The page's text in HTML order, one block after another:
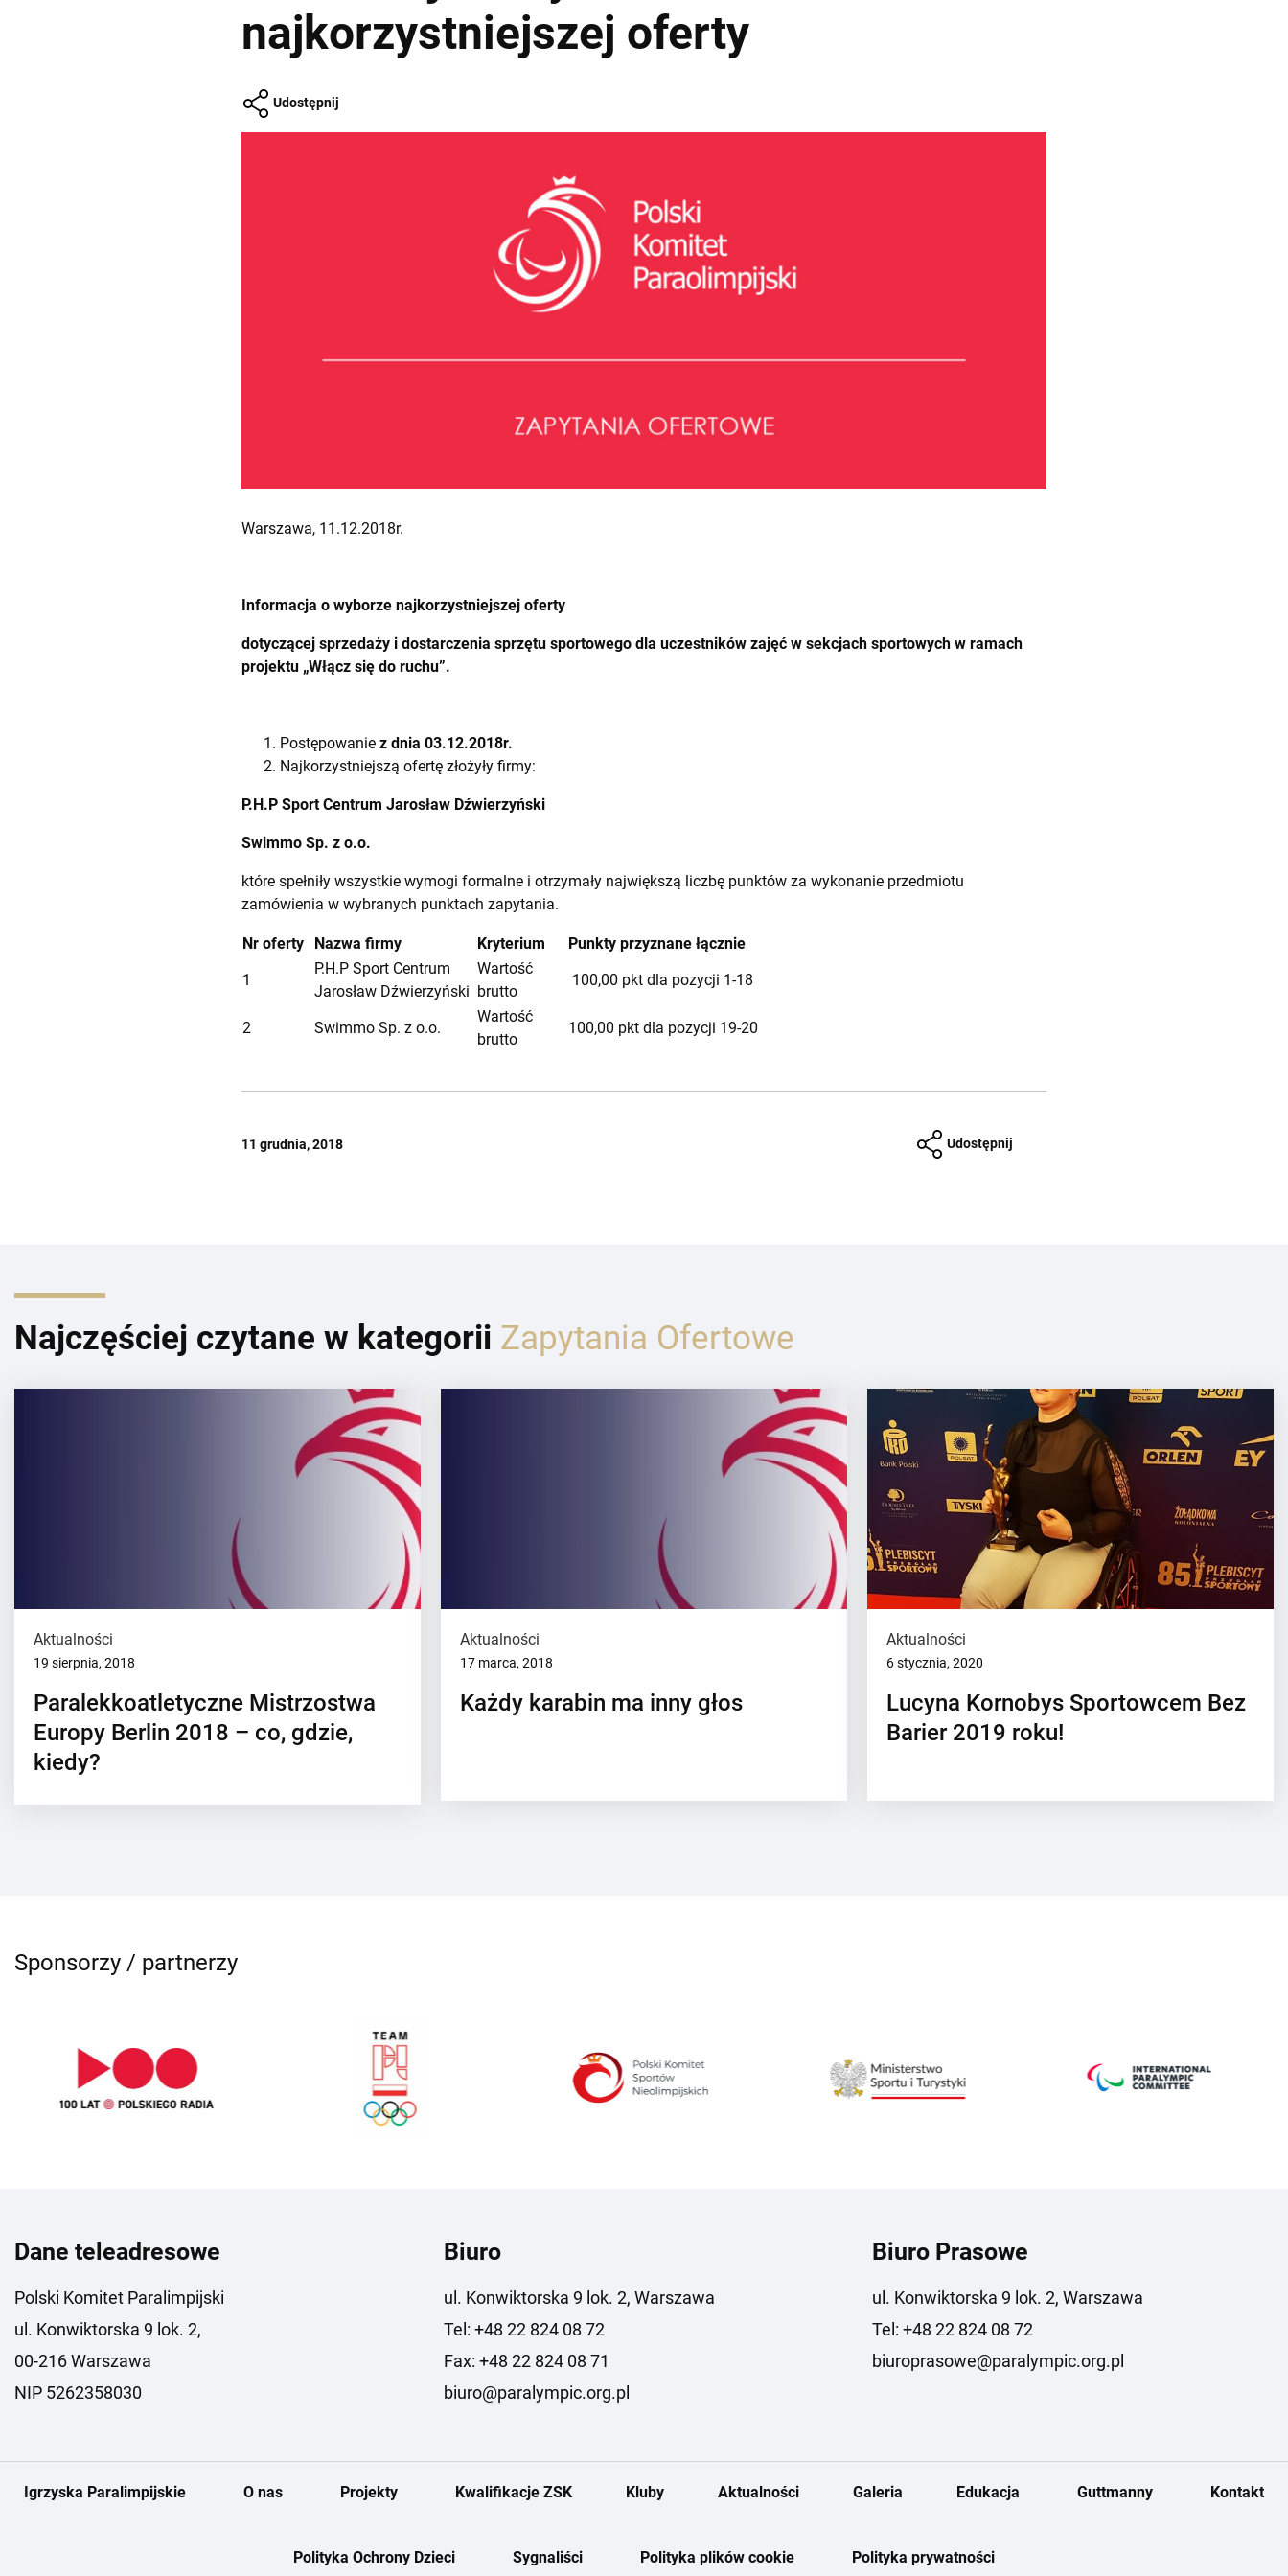
najkorzystniejszej oferty
Udostępnij
Warszawa, 11.12.2018r.
Informacja o wyborze najkorzystniejszej oferty
dotyczącej sprzedaży i dostarczenia sprzętu sportowego dla uczestników zajęć w sekcjach sportowych w ramach
projektu „Włącz się do ruchu”.
Postępowanie z dnia 03.12.2018r.
Najkorzystniejszą ofertę złożyły firmy:
P.H.P Sport Centrum Jarosław Dźwierzyński
Swimmo Sp. z o.o.
które spełniły wszystkie wymogi formalne i otrzymały największą liczbę punktów za wykonanie przedmiotu
zamówienia w wybranych punktach zapytania.
Nr oferty Nazwa firmy Kryterium
Punkty przyznane łącznie
1
P.H.P Sport Centrum
Jarosław Dźwierzyński
Wartość
brutto
100,00 pkt dla pozycji 1-18
2 Swimmo Sp. z o.o.
Wartość
brutto
100,00 pkt dla pozycji 19-20
11 grudnia, 2018 Udostępnij
Najczęściej czytane w kategorii Zapytania Ofertowe
Aktualności
19 sierpnia, 2018
Paralekkoatletyczne Mistrzostwa
Europy Berlin 2018 – co, gdzie,
kiedy?
Aktualności
17 marca, 2018
Każdy karabin ma inny głos
Aktualności
6 stycznia, 2020
Lucyna Kornobys Sportowcem Bez
Barier 2019 roku!
Sponsorzy / partnerzy
Dane teleadresowe
Polski Komitet Paralimpijski
ul. Konwiktorska 9 lok. 2,
00-216 Warszawa
NIP 5262358030
Biuro
ul. Konwiktorska 9 lok. 2, Warszawa
Tel: +48 22 824 08 72
Fax: +48 22 824 08 71
biuro@paralympic.org.pl
Biuro Prasowe
ul. Konwiktorska 9 lok. 2, Warszawa
Tel: +48 22 824 08 72
biuroprasowe@paralympic.org.pl
Igrzyska Paralimpijskie O nas Projekty Kwalifikacje ZSK Kluby Aktualności Galeria Edukacja Guttmanny Kontakt
Polityka Ochrony Dzieci Sygnaliści Polityka plików cookie Polityka prywatności